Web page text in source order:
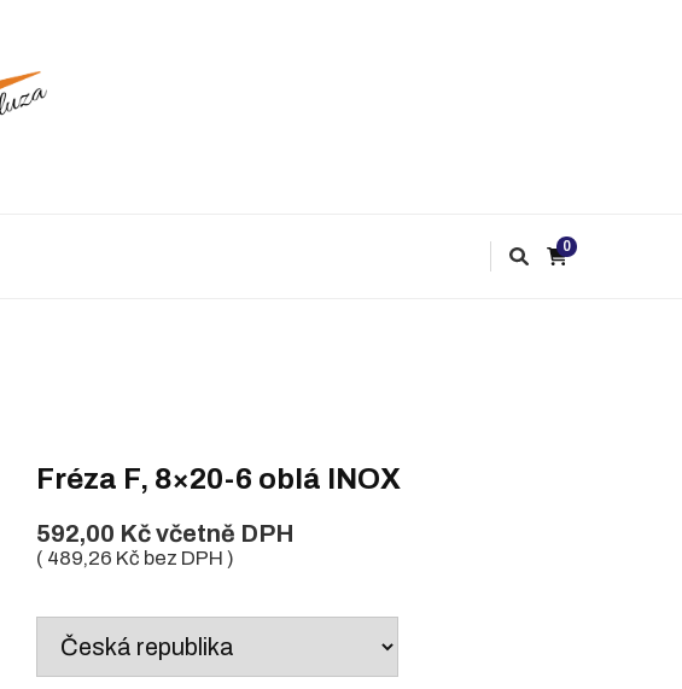
0
Fréza F, 8×20-6 oblá INOX
592,00 Kčvčetně DPH
( 489,26 Kč bez DPH )
Country